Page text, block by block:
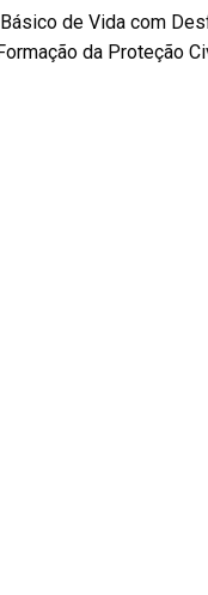
de Vida com
da Proteção